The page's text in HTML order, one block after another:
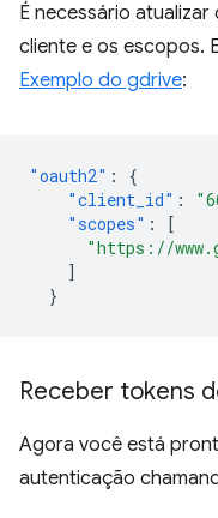
É necessário
cliente e os escopos.
Exemplo do gdrive:
"oauth2" :
{
"client_id" :
"scopes" :
[
"https://
]
}
Receber tokens
Agora você está
autenticação